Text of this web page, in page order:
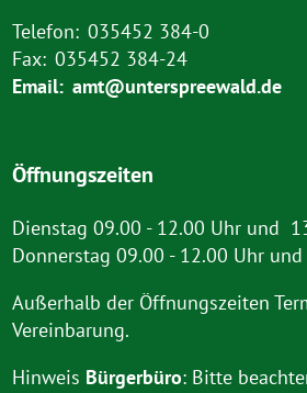
Telefon: 035452 384-0
Fax: 035452 384-24
Email: amt@unterspreewald.de
Öffnungszeiten
Dienstag 09.00 - 12.00 Uhr und
Donnerstag 09.00 - 12.00 Uhr
Außerhalb der Öffnungszeiten
Vereinbarung.
Hinweis Bürgerbüro: Bitte